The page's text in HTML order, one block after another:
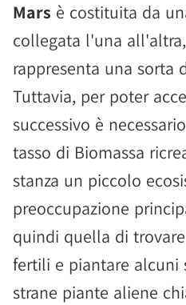
Mars è costituita da
collegata l'una
rappresenta una sorta
Tuttavia, per poter
successivo è
tasso di Biomassa
stanza un piccolo
preoccupazione
quindi quella di
fertili e piantare alcuni
strane piante aliene